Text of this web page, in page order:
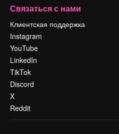
Связаться с нами
Клиентская поддержка
Instagram
YouTube
LinkedIn
TikTok
Discord
X
Reddit